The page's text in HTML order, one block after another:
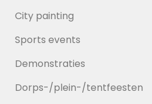
City painting
Sports events
Demonstraties
Dorps-/plein-/tentfeesten